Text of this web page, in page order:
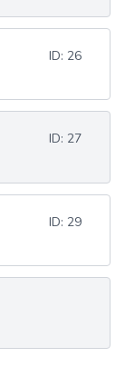
ID: 26
ID: 27
ID: 29